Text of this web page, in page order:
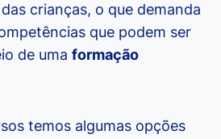
crianças, o que demanda
que podem ser
de uma formação
temos algumas opções